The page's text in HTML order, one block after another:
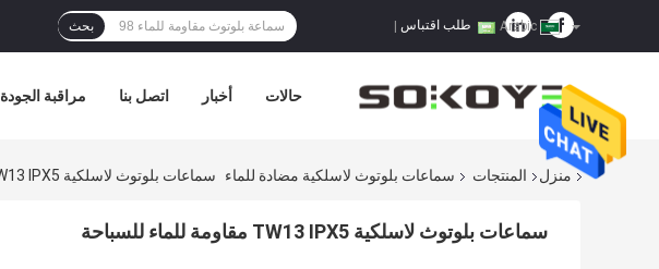
طلب اقتباس بحث
مراقبة الجودة اتصل بنا أخبار حالات
منزل المنتجات سماعات بلوتوث لاسلكية مضادة للماء سماعات بلوتوث لاسلكية TW13 IPX5 مقاومة للماء للسباحة
سماعات بلوتوث لاسلكية TW13 IPX5 مقاومة للماء للسباحة